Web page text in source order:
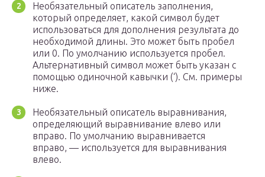
Необязательный описатель заполнения,
который определяет, какой символ будет
использоваться для дополнения результата до
необходимой длины. Это может быть пробел
или 0. По умолчанию используется пробел.
Альтернативный символ может быть указан с
помощью одиночной кавычки (‘). См. примеры
ниже.
Необязательный описатель выравнивания,
определяющий выравнивание влево или
вправо. По умолчанию выравнивается
вправо, — используется для выравнивания
влево.